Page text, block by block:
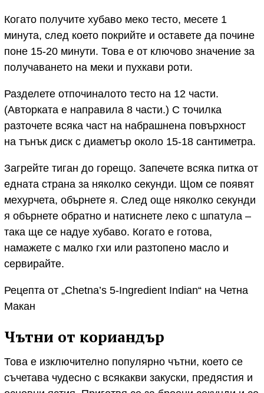
Когато получите хубаво меко тесто, месете 1
минута, след което покрийте и оставете да почине
поне 15-20 минути. Това е от ключово значение за
получаването на меки и пухкави роти.
Разделете отпочиналото тесто на 12 части.
(Авторката е направила 8 части.) С точилка
разточете всяка част на набрашнена повърхност
на тънък диск с диаметър около 15-18 сантиметра.
Загрейте тиган до горещо. Запечете всяка питка от
едната страна за няколко секунди. Щом се появят
мехурчета, обърнете я. След още няколко секунди
я обърнете обратно и натиснете леко с шпатула –
така ще се надуе хубаво. Когато е готова,
намажете с малко гхи или разтопено масло и
сервирайте.
Рецепта от „Chetna’s 5-Ingredient Indian“ на Четна
Макан
Чътни от кориандър
Това е изключително популярно чътни, което се
съчетава чудесно с всякакви закуски, предястия и